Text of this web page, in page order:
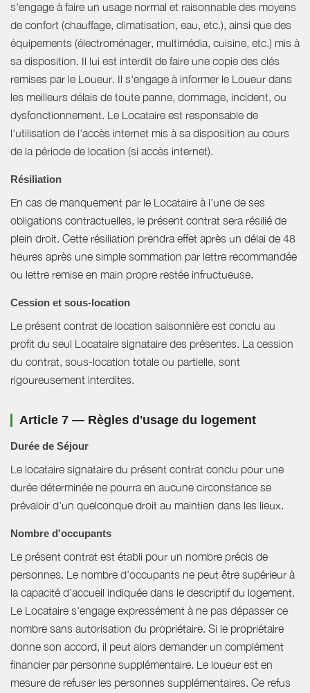
s'engage à faire un usage normal et raisonnable des moyens
de confort (chauffage, climatisation, eau, etc.), ainsi que des
équipements (électroménager, multimédia, cuisine, etc.) mis à
sa disposition. Il lui est interdit de faire une copie des clés
remises par le Loueur. Il s'engage à informer le Loueur dans
les meilleurs délais de toute panne, dommage, incident, ou
dysfonctionnement. Le Locataire est responsable de
l'utilisation de l'accès internet mis à sa disposition au cours
de la période de location (si accès internet).
Résiliation
En cas de manquement par le Locataire à l’une de ses
obligations contractuelles, le présent contrat sera résilié de
plein droit. Cette résiliation prendra effet après un délai de 48
heures après une simple sommation par lettre recommandée
ou lettre remise en main propre restée infructueuse.
Cession et sous-location
Le présent contrat de location saisonnière est conclu au
profit du seul Locataire signataire des présentes. La cession
du contrat, sous-location totale ou partielle, sont
rigoureusement interdites.
Article 7 — Règles d'usage du logement
Durée de Séjour
Le locataire signataire du présent contrat conclu pour une
durée déterminée ne pourra en aucune circonstance se
prévaloir d'un quelconque droit au maintien dans les lieux.
Nombre d'occupants
Le présent contrat est établi pour un nombre précis de
personnes. Le nombre d’occupants ne peut être supérieur à
la capacité d’accueil indiquée dans le descriptif du logement.
Le Locataire s'engage expressément à ne pas dépasser ce
nombre sans autorisation du propriétaire. Si le propriétaire
donne son accord, il peut alors demander un complément
financier par personne supplémentaire. Le loueur est en
mesure de refuser les personnes supplémentaires. Ce refus